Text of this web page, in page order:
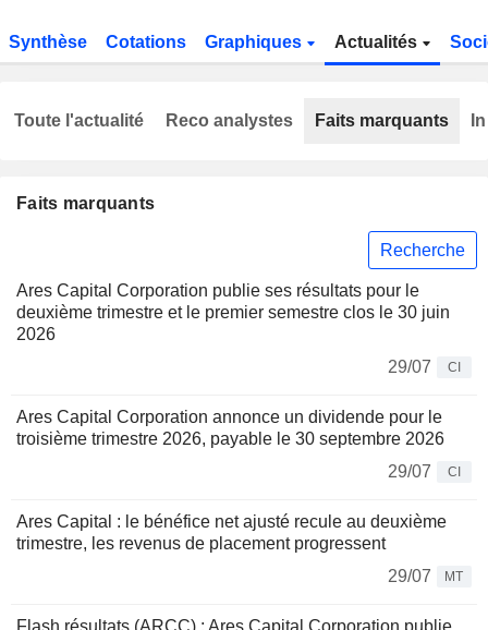
Synthèse Cotations Graphiques Actualités
Faits marquants
Recherche
Ares Capital Corporation publie ses résultats pour le
deuxième trimestre et le premier semestre clos le 30 juin
2026
29/07
CI
Ares Capital Corporation annonce un dividende pour le
troisième trimestre 2026, payable le 30 septembre 2026
29/07
CI
Ares Capital : le bénéfice net ajusté recule au deuxième
trimestre, les revenus de placement progressent
29/07
MT
Toute l'actualité Reco analystes Faits marquants